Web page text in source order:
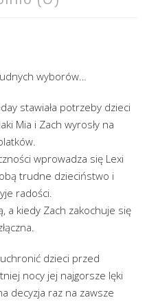
wyborów…
stawiała potrzeby dzieci
Mia i Zach wyrosły na
wprowadza się Lexi
trudne dzieciństwo i
radości.
a kiedy Zach zakochuje się
dzieci przed
nocy jej najgorsze lęki
decyzja raz na zawsze